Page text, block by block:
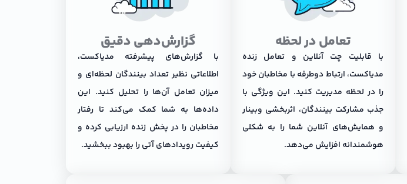
تعامل در لحظه
با قابلیت چت آنلاین و تعامل زنده
مدیاکست، ارتباط دوطرفه با مخاطبان خود
را در لحظه مدیریت کنید. این ویژگی با
جذب مشارکت بینندگان، اثربخشی وبینار
و همایش‌های آنلاین شما را به شکلی
هوشمندانه افزایش می‌دهد.
گزارش‌دهی دقیق
با گزارش‌های پیشرفته مدیاکست،
اطلاعاتی نظیر تعداد بینندگان لحظه‌ای و
میزان تعامل آن‌ها را تحلیل کنید. این
داده‌ها به شما کمک می‌کند تا رفتار
مخاطبان را در پخش زنده ارزیابی کرده و
کیفیت رویدادهای آتی را بهبود ببخشید.